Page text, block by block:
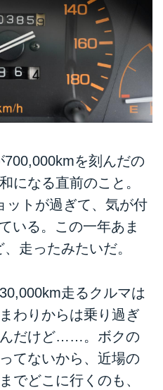
紐解いていく。今回は、2
（木）ツインリンクもてぎ
われたホンダ歴代のレーシ
シン動態確認テストの様子
けします。（文：伊藤嘉啓
ジタル編集：A Little Honda
）
を刻んだの
になる直前のこと。
ットが過ぎて、気が付
いる。この一年あま
走ったみたいだ。
走るクルマは
わりからは乗り過ぎ
んだけど……。ボクの
てないから、近場の
でどこに行くのも、